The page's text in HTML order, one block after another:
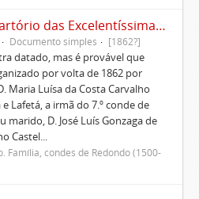
Índice do cartório das Excelentíssimas Casas de Soure
Documento simples [1862?]
datado, mas é provável que
por volta de 1862 por
Maria Luísa da Costa Carvalho
Lafetá, a irmã do 7.º conde de
marido, D. José Luís Gonzaga de
Castel...
Família, condes de Redondo (1500-